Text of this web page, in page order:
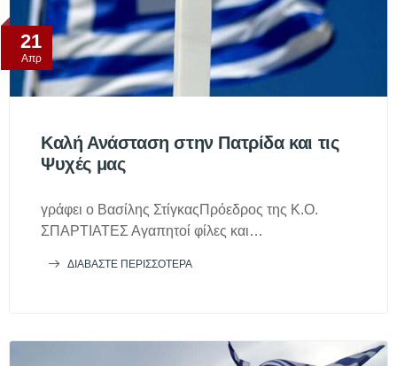
21
Απρ
Καλή Ανάσταση στην Πατρίδα και τις
Ψυχές μας
γράφει ο Βασίλης ΣτίγκαςΠρόεδρος της Κ.Ο.
ΣΠΑΡΤΙΑΤΕΣ Αγαπητοί φίλες και…
ΔΙΑΒΆΣΤΕ ΠΕΡΙΣΣΌΤΕΡΑ